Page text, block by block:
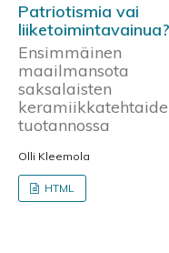
Patriotismia vai
liiketoimintavainua?
Ensimmäinen
maailmansota
saksalaisten
tuotannossa
Olli Kleemola
HTML